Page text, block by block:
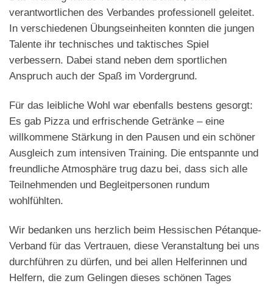
verantwortlichen des Verbandes professionell geleitet.
In verschiedenen Übungseinheiten konnten die jungen
Talente ihr technisches und taktisches Spiel
verbessern. Dabei stand neben dem sportlichen
Anspruch auch der Spaß im Vordergrund.
Für das leibliche Wohl war ebenfalls bestens gesorgt:
Es gab Pizza und erfrischende Getränke – eine
willkommene Stärkung in den Pausen und ein schöner
Ausgleich zum intensiven Training. Die entspannte und
freundliche Atmosphäre trug dazu bei, dass sich alle
Teilnehmenden und Begleitpersonen rundum
wohlfühlten.
Wir bedanken uns herzlich beim Hessischen Pétanque-
Verband für das Vertrauen, diese Veranstaltung bei uns
durchführen zu dürfen, und bei allen Helferinnen und
Helfern, die zum Gelingen dieses schönen Tages